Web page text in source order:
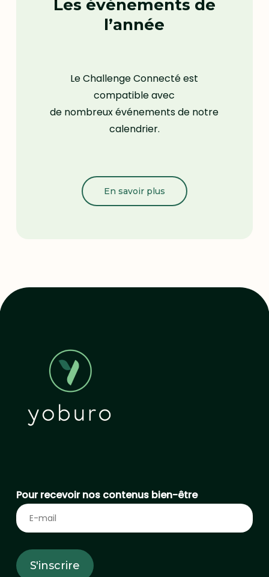
Les événements de
l’année
Le Challenge Connecté est
compatible avec
de nombreux événements de notre
calendrier.
En savoir plus
Pour recevoir nos contenus bien-être